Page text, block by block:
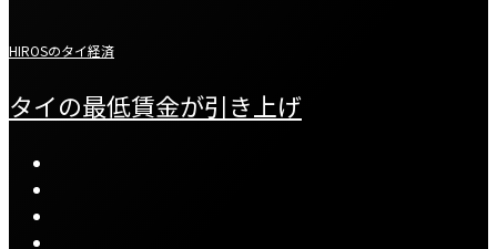
HIROSのタイ経済
タイの最低賃金が引き上げ